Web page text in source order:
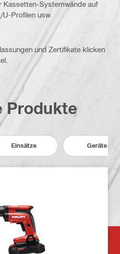
Kassetten-Systemwände auf
Profilen usw.
und Zertifikate klicken
Produkte
Einsätze Geräte